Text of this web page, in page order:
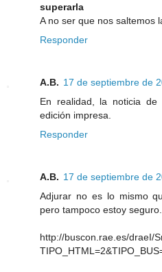
superarla
A no ser que nos saltemos
Responder
A.B. 17 de septiembre de
En realidad, la noticia
edición impresa.
Responder
A.B. 17 de septiembre de
Adjurar no es lo mismo
pero tampoco estoy seguro.
http://buscon.rae.es/draeI/